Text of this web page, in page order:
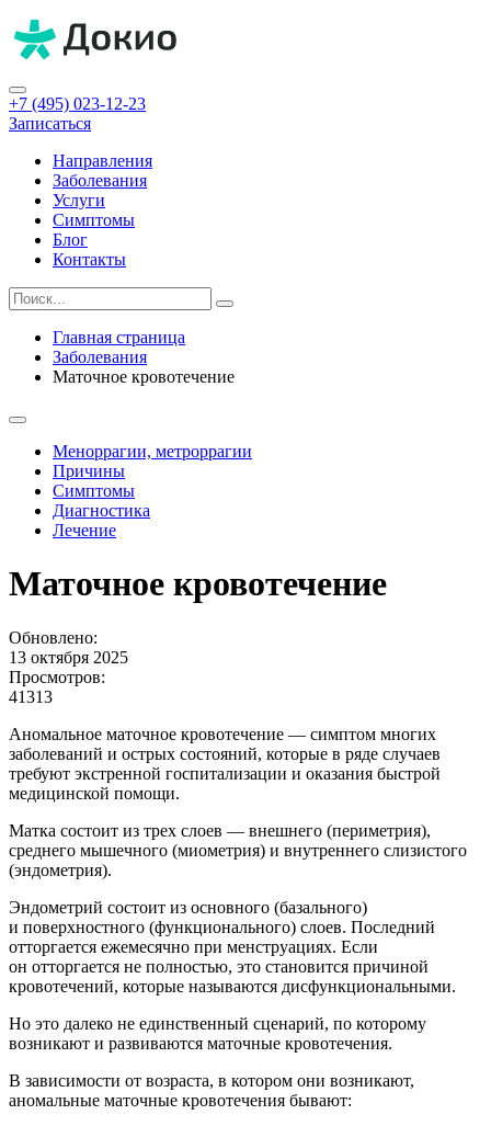
+7 (495) 023-12-23
Записаться
Направления
Заболевания
Услуги
Симптомы
Блог
Контакты
Главная страница
Заболевания
Маточное кровотечение
Меноррагии, метроррагии
Причины
Симптомы
Диагностика
Лечение
Маточное кровотечение
Обновлено:
13 октября 2025
Просмотров:
41313
Аномальное маточное кровотечение — симптом многих
заболеваний и острых состояний, которые в ряде случаев
требуют экстренной госпитализации и оказания быстрой
медицинской помощи.
Матка состоит из трех слоев — внешнего (периметрия),
среднего мышечного (миометрия) и внутреннего слизистого
(эндометрия).
Эндометрий состоит из основного (базального)
и поверхностного (функционального) слоев. Последний
отторгается ежемесячно при менструациях. Если
он отторгается не полностью, это становится причиной
кровотечений, которые называются дисфункциональными.
Но это далеко не единственный сценарий, по которому
возникают и развиваются маточные кровотечения.
В зависимости от возраста, в котором они возникают,
аномальные маточные кровотечения бывают: